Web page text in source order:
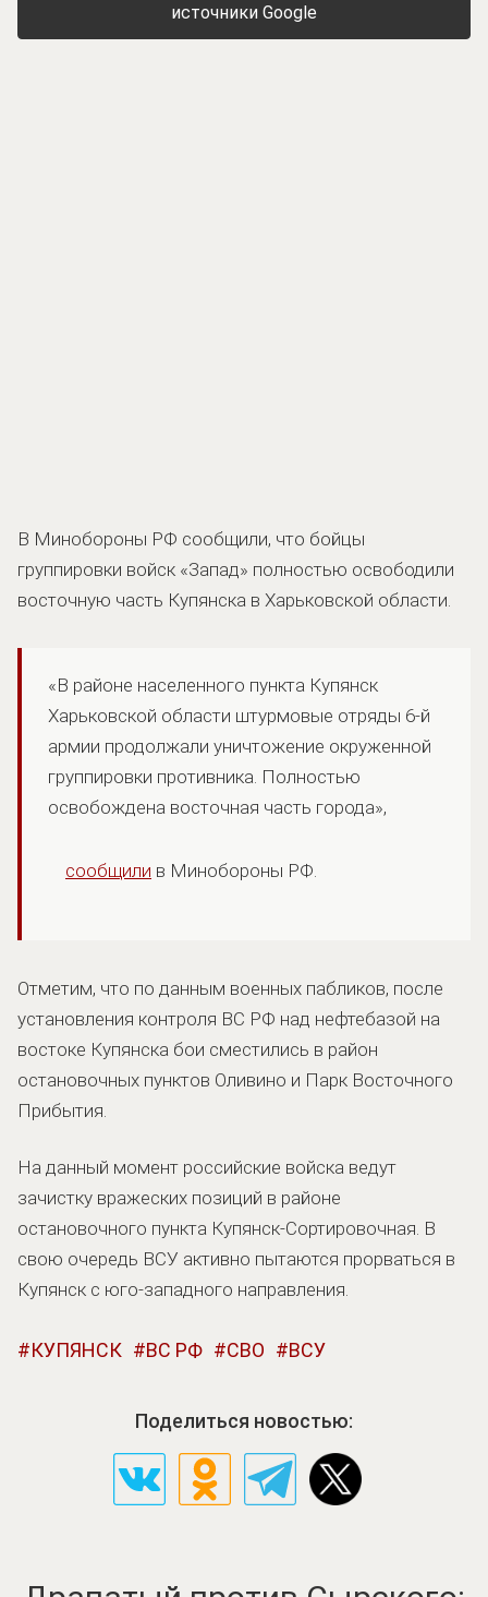
источники Google
В Минобороны РФ сообщили, что бойцы
группировки войск «Запад» полностью освободили
восточную часть Купянска в Харьковской области.
«В районе населенного пункта Купянск
Харьковской области штурмовые отряды 6-й
армии продолжали уничтожение окруженной
группировки противника. Полностью
освобождена восточная часть города»,
сообщили в Минобороны РФ.
Отметим, что по данным военных пабликов, после
установления контроля ВС РФ над нефтебазой на
востоке Купянска бои сместились в район
остановочных пунктов Оливино и Парк Восточного
Прибытия.
На данный момент российские войска ведут
зачистку вражеских позиций в районе
остановочного пункта Купянск-Сортировочная. В
свою очередь ВСУ активно пытаются прорваться в
Купянск с юго-западного направления.
КУПЯНСК ВС РФ СВО ВСУ
Поделиться новостью: